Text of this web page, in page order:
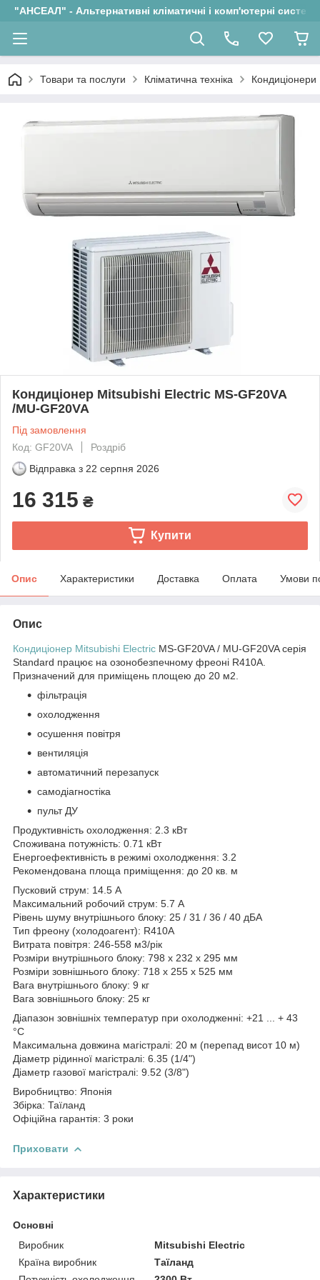
"АНСЕАЛ" - Альтернативні кліматичні і комп'ютерні системи
Товари та послуги Кліматична техніка Кондиціонери
Кондиціонер Mitsubishi Electric MS-GF20VA
/MU-GF20VA
Під замовлення
Код: GF20VA
Роздріб
Відправка з 22 серпня 2026
16 315 ₴
Купити
Опис Характеристики Доставка Оплата Умови
Опис
Кондиціонер Mitsubishi Electric MS-GF20VA / MU-GF20VA серія
Standard працює на озонобезпечному фреоні R410A.
Призначений для приміщень площею до 20 м2.
фільтрація
охолодження
осушення повітря
вентиляція
автоматичний перезапуск
самодіагностіка
пульт ДУ
Продуктивність охолодження: 2.3 кВт
Споживана потужність: 0.71 кВт
Енергоефективність в режимі охолодження: 3.2
Рекомендована площа приміщення: до 20 кв. м
Пусковий струм: 14.5 А
Максимальний робочий струм: 5.7 А
Рівень шуму внутрішнього блоку: 25 / 31 / 36 / 40 дБА
Тип фреону (холодоагент): R410A
Витрата повітря: 246-558 м3/рік
Розміри внутрішнього блоку: 798 х 232 х 295 мм
Розміри зовнішнього блоку: 718 x 255 x 525 мм
Вага внутрішнього блоку: 9 кг
Вага зовнішнього блоку: 25 кг
Діапазон зовнішніх температур при охолодженні: +21 ... + 43
°C
Максимальна довжина магістралі: 20 м (перепад висот 10 м)
Діаметр рідинної магістралі: 6.35 (1/4")
Діаметр газової магістралі: 9.52 (3/8")
Виробництво: Японія
Збірка: Таїланд
Офіційна гарантія: 3 роки
Приховати
Характеристики
Основні
Виробник
Mitsubishi Electric
Країна виробник
Таїланд